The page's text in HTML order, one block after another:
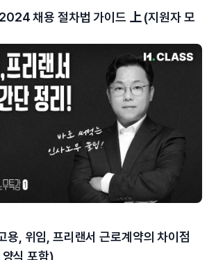
채용 절차법 가이드 上 (지원자 모
용, 위임, 프리랜서 근로계약의 차이점
식 포함)